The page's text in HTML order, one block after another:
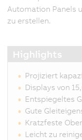
Automation Panels
zu erstellen.
Highlights
Projiziert
Displays von
Entspiegeltes
Gute
Kratzfeste
Leicht zu